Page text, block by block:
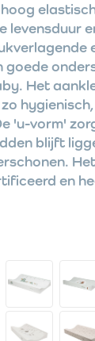
levensduur
goede
Het
'u-vorm'
blijft
en